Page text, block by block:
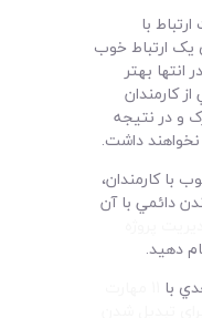
با
يک ارتباط خوب
انتها بهتر
کارمندان
و در نتيجه
داشت.
با کارمندان،
دائمي با آن
دهيد.
با